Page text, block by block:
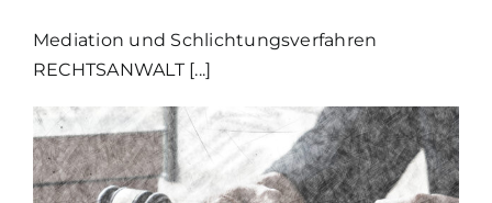
Mediation und Schlichtungsverfahren
RECHTSANWALT [...]